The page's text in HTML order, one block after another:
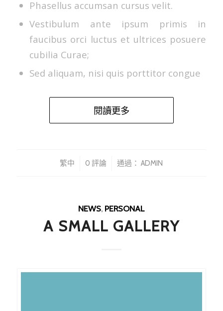
Phasellus accumsan cursus velit.
Vestibulum ante ipsum primis in
faucibus orci luctus et ultrices posuere
cubilia Curae;
Sed aliquam, nisi quis porttitor congue
閱讀更多
繁中 0 評論 通過：ADMIN
NEWS, PERSONAL
A SMALL GALLERY